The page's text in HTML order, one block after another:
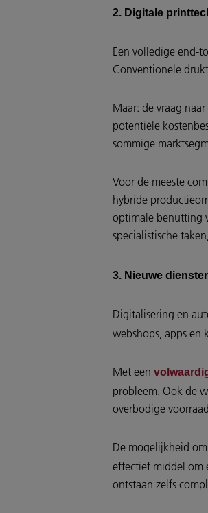
2. Digitale
Een volledige end-
Conventionele
Maar: de vraag
potentiële
sommige
Voor de meeste
hybride
optimale benutting
specialistische
3. Nieuwe
Digitalisering en
webshops, apps en
Met een
probleem. Ook de
overbodige
De mogelijkheid
effectief middel om
ontstaan zelfs